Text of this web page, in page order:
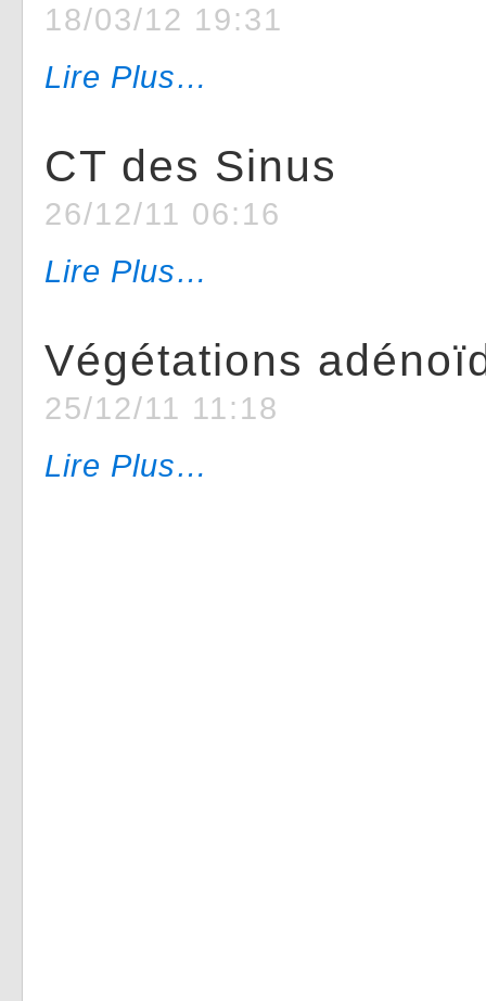
18/03/12 19:31
Lire Plus…
CT des Sinus
26/12/11 06:16
Lire Plus…
Végétations
25/12/11 11:18
Lire Plus…